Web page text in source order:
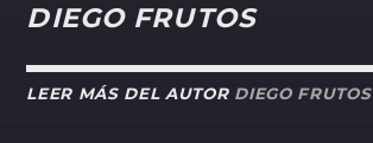
DIEGO FRUTOS
LEER MÁS DEL AUTOR DIEGO FRUTOS